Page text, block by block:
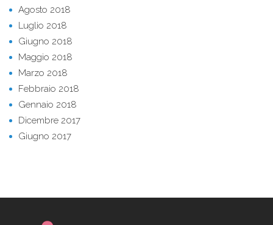
Agosto 2018
Luglio 2018
Giugno 2018
Maggio 2018
Marzo 2018
Febbraio 2018
Gennaio 2018
Dicembre 2017
Giugno 2017